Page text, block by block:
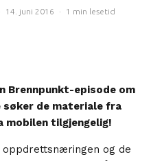
14. juni 2016 · 1 min lesetid
Brennpunkt-episode om
de materiale fra
mobilen tilgjengelig!
og de